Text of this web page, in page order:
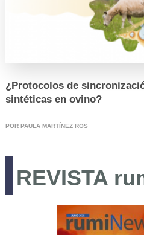
¿Protocolos de
sintéticas en ovino?
POR PAULA MARTÍNEZ ROS
REVISTA